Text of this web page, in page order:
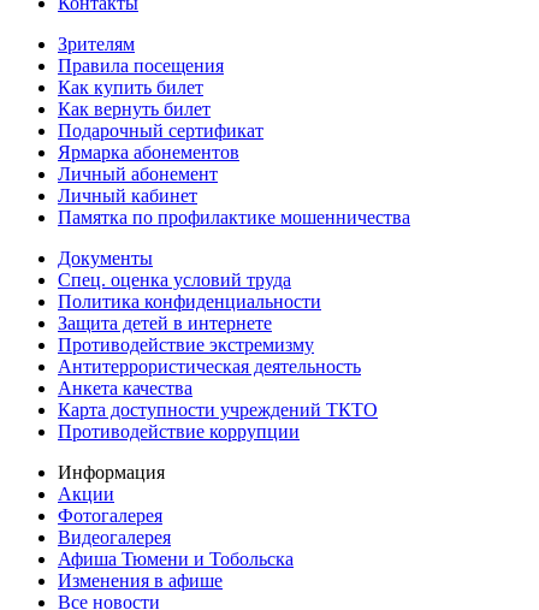
Зрителям
Правила посещения
Как купить билет
Как вернуть билет
Подарочный сертификат
Ярмарка абонементов
Личный абонемент
Личный кабинет
Памятка по профилактике мошенничества
Документы
Спец. оценка условий труда
Политика конфиденциальности
Защита детей в интернете
Противодействие экстремизму
Антитеррористическая деятельность
Анкета качества
Карта доступности учреждений ТКТО
Противодействие коррупции
Информация
Акции
Фотогалерея
Видеогалерея
Афиша Тюмени и Тобольска
Изменения в афише
Все новости